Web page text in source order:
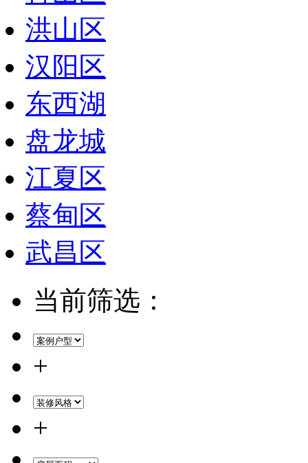
洪山区
汉阳区
东西湖
盘龙城
江夏区
蔡甸区
武昌区
当前筛选：
+
+